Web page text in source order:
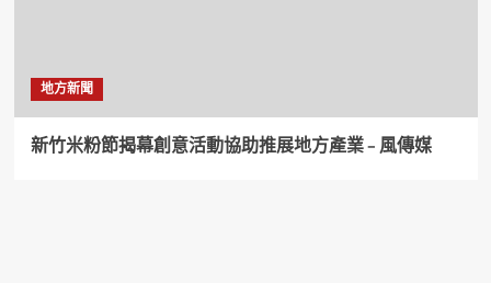
地方新聞
新竹米粉節揭幕創意活動協助推展地方產業 – 風傳媒